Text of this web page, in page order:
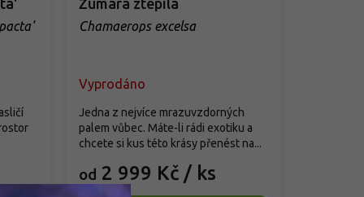
Chamaerops excelsa
Vyprodáno
od 2 999 Kč / ks
Jedna z nejvíce mrazuvzdorných
palem vůbec. Máte-li rádi exotiku a
chcete si kus této krásy přenést na...